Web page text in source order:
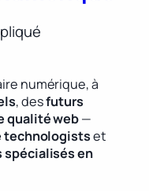
numérique, à
, desfuturs
qualité web—
technologistset
spécialisés en